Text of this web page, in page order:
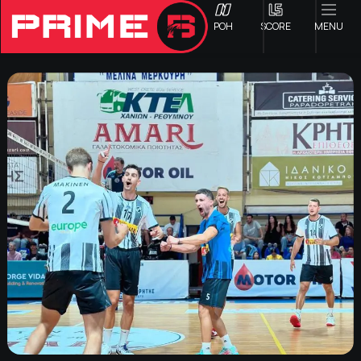
ΡΟΗ SCORE MENU
ΟΦΗ
Γ ΕΘΝΙΚΗ
Α1 ΕΠΣΗ
Α2 ΕΠΣΗ
Β1 ΕΠΣΗ
Β2 ΕΠΣΗ